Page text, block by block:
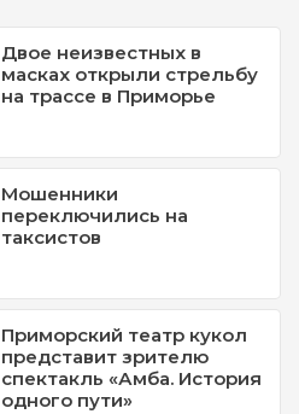
Двое неизвестных в
масках открыли стрельбу
на трассе в Приморье
Мошенники
переключились на
таксистов
Приморский театр кукол
представит зрителю
спектакль «Амба. История
одного пути»